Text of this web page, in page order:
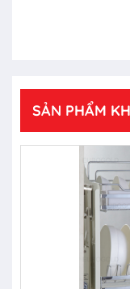
SẢN PHẨM